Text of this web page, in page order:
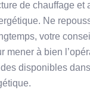
de chauffage et
Ne
votre
mener à bien
disponibles